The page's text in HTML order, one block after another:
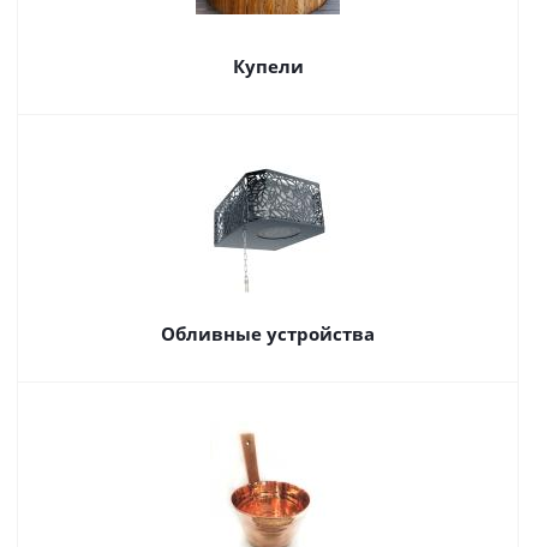
Купели
Обливные устройства